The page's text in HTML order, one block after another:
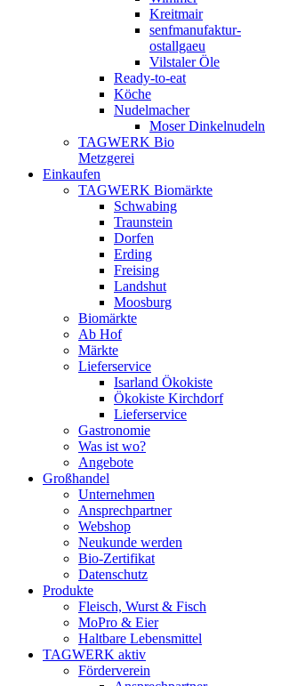
Kreitmair
senfmanufaktur-
ostallgaeu
Vilstaler Öle
Ready-to-eat
Köche
Nudelmacher
Moser Dinkelnudeln
TAGWERK Bio
Metzgerei
Einkaufen
TAGWERK Biomärkte
Schwabing
Traunstein
Dorfen
Erding
Freising
Landshut
Moosburg
Biomärkte
Ab Hof
Märkte
Lieferservice
Isarland Ökokiste
Ökokiste Kirchdorf
Lieferservice
Gastronomie
Was ist wo?
Angebote
Großhandel
Unternehmen
Ansprechpartner
Webshop
Neukunde werden
Bio-Zertifikat
Datenschutz
Produkte
Fleisch, Wurst & Fisch
MoPro & Eier
Haltbare Lebensmittel
TAGWERK aktiv
Förderverein